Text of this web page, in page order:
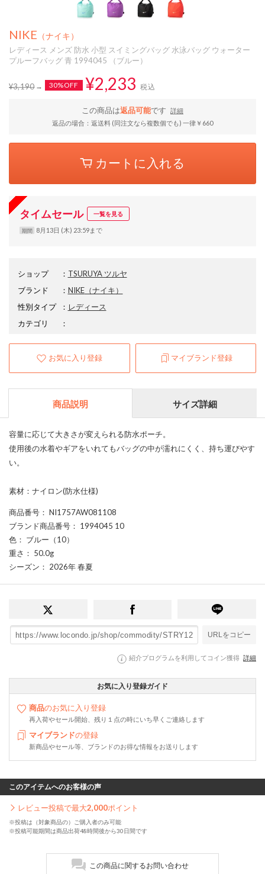
NIKE （ナイキ）
レディース メンズ 防水 小型 スイミングバッグ 水泳バッグ ウォーター
プルーフバッグ 青 1994045 （ブルー）
¥3,190 30%OFF ¥2,233 税込
この商品は返品可能です
詳細
返品の場合：返送料 (同注文なら複数個でも) 一律￥660
カートに入れる
タイムセール 一覧を見る
期間 8月13日 (木) 23:59まで
ショップ ： TSURUYA ツルヤ
ブランド
： NIKE（ナイキ）
性別タイプ
： レディース
カテゴリ
：
お気に入り登録 マイブランド登録
商品説明 サイズ詳細
容量に応じて大きさが変えられる防水ポーチ。
使用後の水着やギアをいれてもバッグの中が濡れにくく、持ち運びやす
い。
素材：ナイロン(防水仕様)
商品番号 ： NI1757AW081108
ブランド商品番号 ： 1994045 10
色 ： ブルー（10）
重さ ： 50.0g
シーズン ： 2026年 春夏
URLをコピー
紹介プログラムを利用してコイン獲得 詳細
お気に入り登録ガイド
商品のお気に入り登録
再入荷やセール開始、残り１点の時にいち早くご連絡します
マイブランドの登録
新商品やセール等、ブランドのお得な情報をお送りします
このアイテムへのお客様の声
レビュー投稿で最大2,000ポイント
※投稿は（対象商品の）ご購入者のみ可能
※投稿可能期間は商品出荷48時間後から30日間です
この商品に関するお問い合わせ